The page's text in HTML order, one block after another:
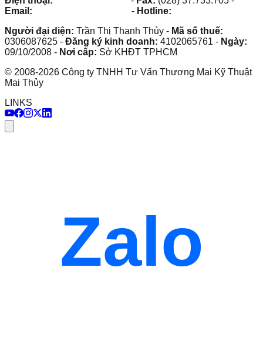
Email:
- Hotline:
Người đại diện: Trần Thị Thanh Thủy - Mã số thuế:
0306087625 - Đăng ký kinh doanh: 4102065761 - Ngày:
09/10/2008 - Nơi cấp: Sở KHĐT TPHCM
© 2008-2026 Công ty TNHH Tư Vấn Thương Mai Kỹ Thuật
Mai Thủy
LINKS
Zalo